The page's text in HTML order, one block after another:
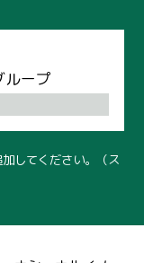
ループ
してください。（ス